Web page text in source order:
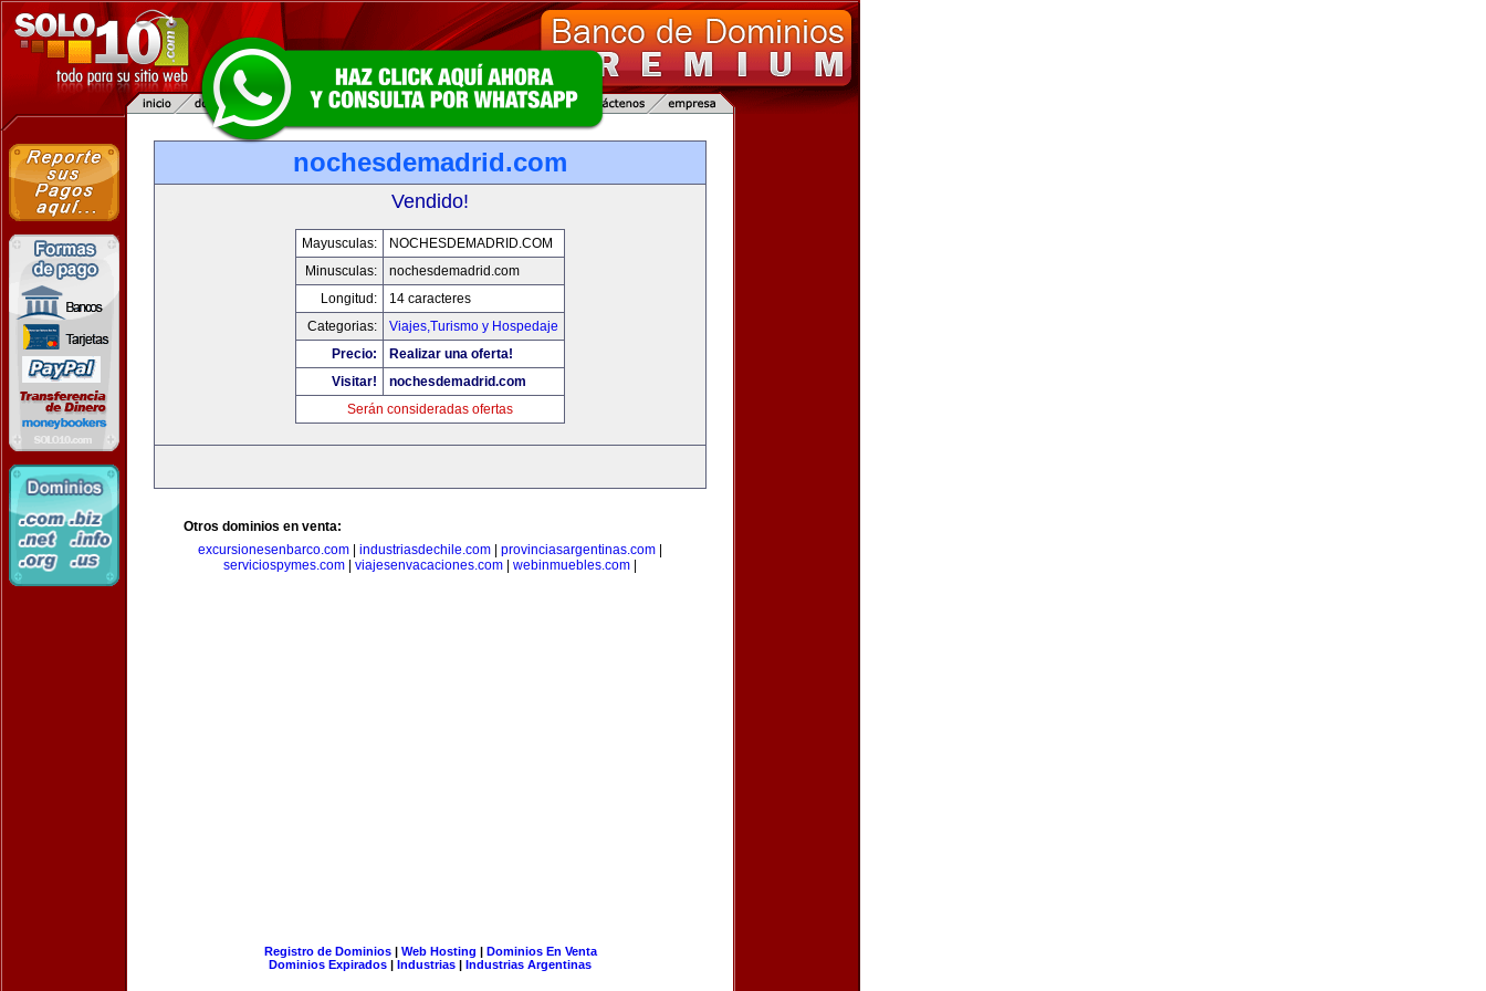
nochesdemadrid.com
Vendido!
Mayusculas:
NOCHESDEMADRID.COM
Minusculas:
nochesdemadrid.com
Longitud:
14 caracteres
Categorias:
Viajes,Turismo y Hospedaje
Precio:
Realizar una oferta!
Visitar!
nochesdemadrid.com
Serán consideradas ofertas
Otros dominios en venta:
excursionesenbarco.com
industriasdechile.com provinciasargentinas.com
serviciospymes.com
viajesenvacaciones.com webinmuebles.com
Registro de Dominios| Web Hosting | Dominios En Venta
Dominios Expirados | Industrias | Industrias Argentinas